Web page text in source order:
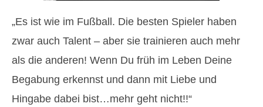
„Es ist wie im Fußball. Die besten Spieler haben
zwar auch Talent – aber sie trainieren auch mehr
als die anderen! Wenn Du früh im Leben Deine
Begabung erkennst und dann mit Liebe und
Hingabe dabei bist…mehr geht nicht!!“